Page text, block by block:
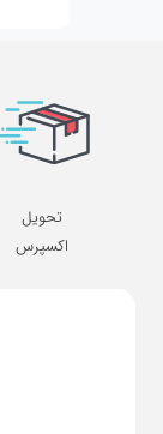
تحویل
اکسپرس